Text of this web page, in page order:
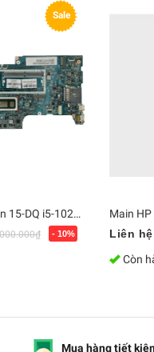
Sale
Main HP Pavilion 15-DQ i5-10210 L72029-601 18741-1
- 10%
Liên hệ
Còn
Mua hàng tiết